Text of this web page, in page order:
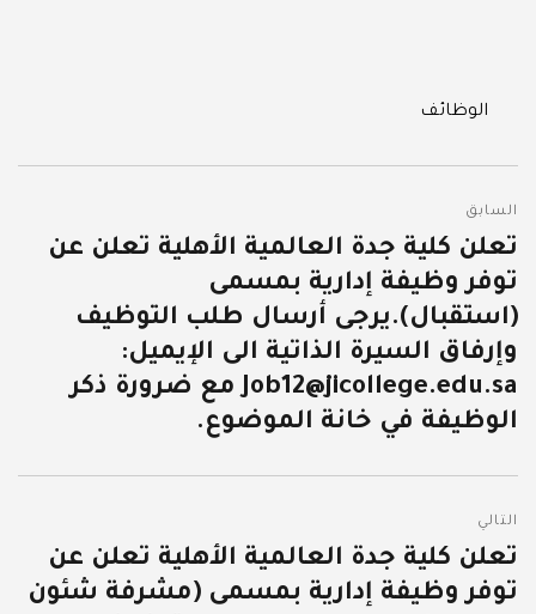
Categories
الوظائف
المقالات
السابق
المقالة
السابقة:
تعلن كلية جدة العالمية الأهلية تعلن عن
توفر وظيفة إدارية بمسمى
(استقبال).يرجى أرسال طلب التوظيف
وإرفاق السيرة الذاتية الى الإيميل:
Job12@jicollege.edu.sa مع ضرورة ذكر
الوظيفة في خانة الموضوع.
التالي
المقالة
التالية:
تعلن كلية جدة العالمية الأهلية تعلن عن
توفر وظيفة إدارية بمسمى (مشرفة شئون